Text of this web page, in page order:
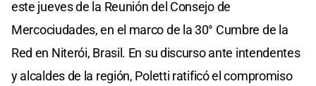
este jueves de la Reunión del Consejo de
Mercociudades, en el marco de la 30° Cumbre de la
Red en Niterói, Brasil. En su discurso ante intendentes
y alcaldes de la región, Poletti ratificó el compromiso